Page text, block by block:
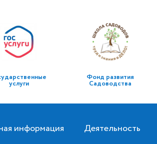
услуги
Фонд развития
Садоводства
информация Деятельность